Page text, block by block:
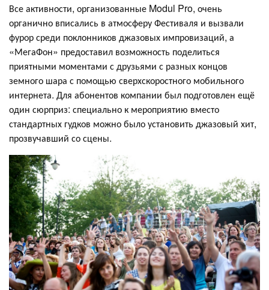
Все активности, организованные Modul Pro, очень
органично вписались в атмосферу Фестиваля и вызвали
фурор среди поклонников джазовых импровизаций, а
«МегаФон» предоставил возможность поделиться
приятными моментами с друзьями с разных концов
земного шара с помощью сверхскоростного мобильного
интернета. Для абонентов компании был подготовлен ещё
один сюрприз: специально к мероприятию вместо
стандартных гудков можно было установить джазовый хит,
прозвучавший со сцены.